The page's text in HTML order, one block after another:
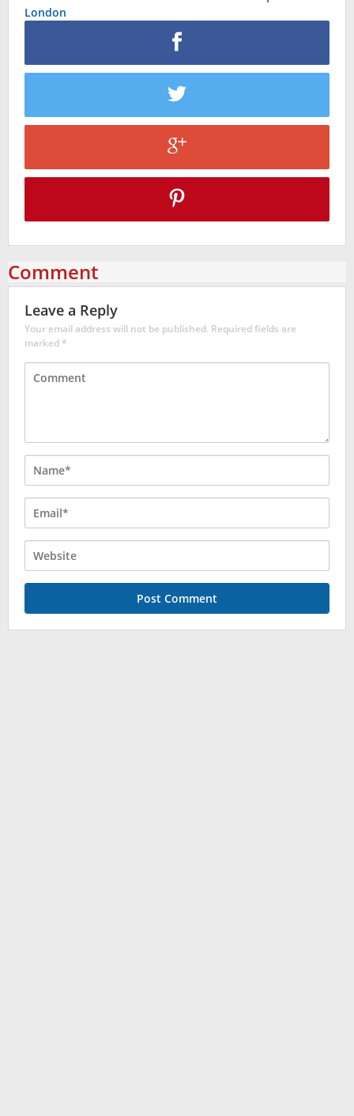
London
Comment
Leave a Reply
Your email address will not be published. Required fields are
marked*